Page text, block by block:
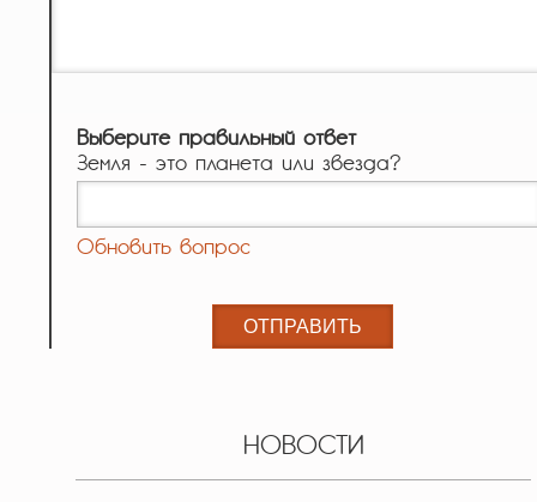
Выберите правильный ответ
Земля - это планета или звезда?
Обновить вопрос
НОВОСТИ